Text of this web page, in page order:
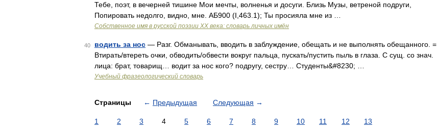
Тебе, поэт, в вечерней тишине Мои мечты, волненья и досуги. Близь Музы, ветреной подруги,
Попировать недолго, видно, мне. АБ900 (I,463.1); Ты просияла мне из …
Собственное имя в русской поэзии XX века: словарь личных имён
40 водить за нос — Разг. Обманывать, вводить в заблуждение, обещать и не выполнять обещанного. =
Втирать/втереть очки, обводить/обвести вокруг пальца, пускать/пустить пыль в глаза. С сущ. со знач.
лица: брат, товарищ… водит за нос кого? подругу, сестру… Студенты&#8230; …
Учебный фразеологический словарь
Страницы ← Предыдущая Следующая →
1 2 3 4 5 6 7 8 9 10 11 12 13